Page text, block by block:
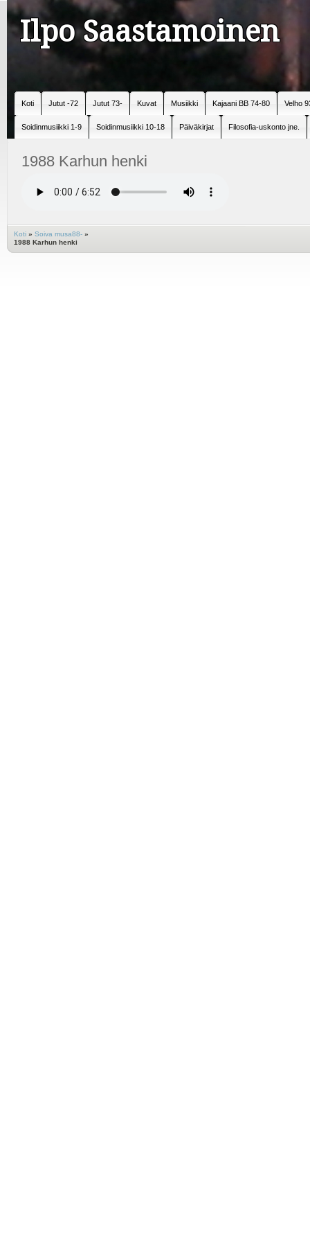
Ilpo Saastamoinen
Koti Jutut -72 Jutut 73- Kuvat Musiikki Kajaani BB 74-80 Velho
Soidinmusiikki 1-9 Soidinmusiikki 10-18 Päiväkirjat Filosofia-uskonto jne.
1988 Karhun henki
Koti » Soiva musa88- »
1988 Karhun henki